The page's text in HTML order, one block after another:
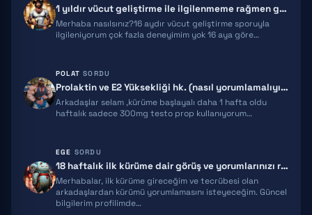
ACE031
HGH FRAGMENT
GNRH
MGF
MELANOTAN 2
EPITALON
1 yıldır vücut geliştirme ile ilgilenmeme rağmen gelişimim yeterli gel…
Merhaba nasılsınız?16 aydır vücut geliştirme sporuyla
ilgileniyorum çok fazla deneyimim yok 16 aya göre…
POLAT SORDU
Prolaktin ve E2 Yüksekliği hk. (nasıl yorumlamalıyım)
Arkadaşlar selam ,kürüme başlayalı daha 1 hafta oldu
haftalık sadece 300mg testo prop kullanıyorum…
EGE SORDU
18 haftalık ilk kürüme dair görüş ve yorumlarınızı rica ediyorum!
Merhabalar, ilk kürüme gireceğim ve tecrübesi olan
arkadaşlardan kürümü yorumlamasını isteyeceğim. Güncel
bilgilerim profilimde…